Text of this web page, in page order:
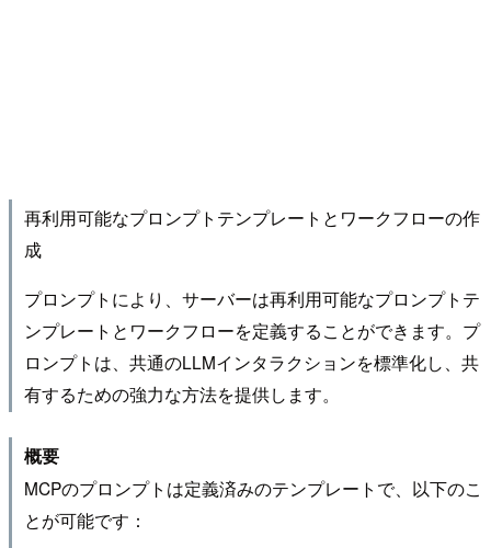
再利用可能なプロンプトテンプレートとワークフローの作
成
プロンプトにより、サーバーは再利用可能なプロンプトテ
ンプレートとワークフローを定義することができます。プ
ロンプトは、共通のLLMインタラクションを標準化し、共
有するための強力な方法を提供します。
概要
MCPのプロンプトは定義済みのテンプレートで、以下のこ
とが可能です：